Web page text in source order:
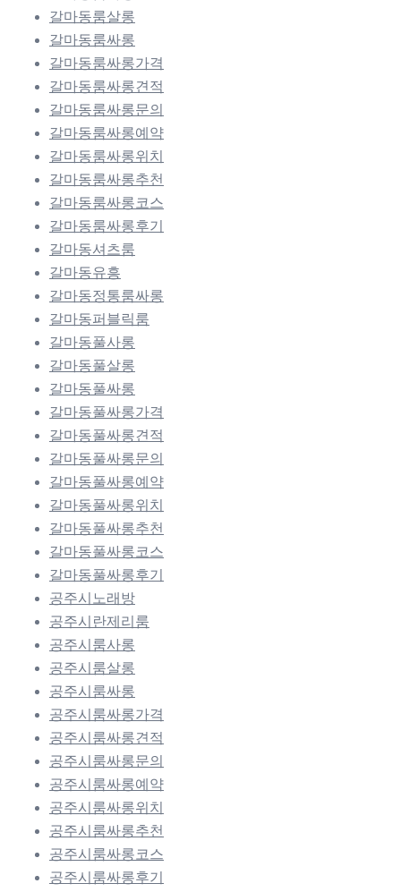
갈마동룸살롱
갈마동룸싸롱
갈마동룸싸롱가격
갈마동룸싸롱견적
갈마동룸싸롱문의
갈마동룸싸롱예약
갈마동룸싸롱위치
갈마동룸싸롱추천
갈마동룸싸롱코스
갈마동룸싸롱후기
갈마동셔츠룸
갈마동유흥
갈마동정통룸싸롱
갈마동퍼블릭룸
갈마동풀사롱
갈마동풀살롱
갈마동풀싸롱
갈마동풀싸롱가격
갈마동풀싸롱견적
갈마동풀싸롱문의
갈마동풀싸롱예약
갈마동풀싸롱위치
갈마동풀싸롱추천
갈마동풀싸롱코스
갈마동풀싸롱후기
공주시노래방
공주시란제리룸
공주시룸사롱
공주시룸살롱
공주시룸싸롱
공주시룸싸롱가격
공주시룸싸롱견적
공주시룸싸롱문의
공주시룸싸롱예약
공주시룸싸롱위치
공주시룸싸롱추천
공주시룸싸롱코스
공주시룸싸롱후기